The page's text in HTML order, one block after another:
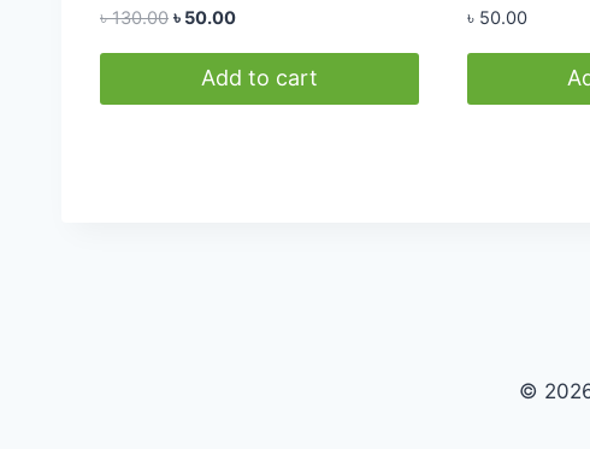
৳130.00 Original
was:
৳ 130.00.
৳ 50.00Current
is:
৳ 50.00.
Add to cart
৳ 50.00
©